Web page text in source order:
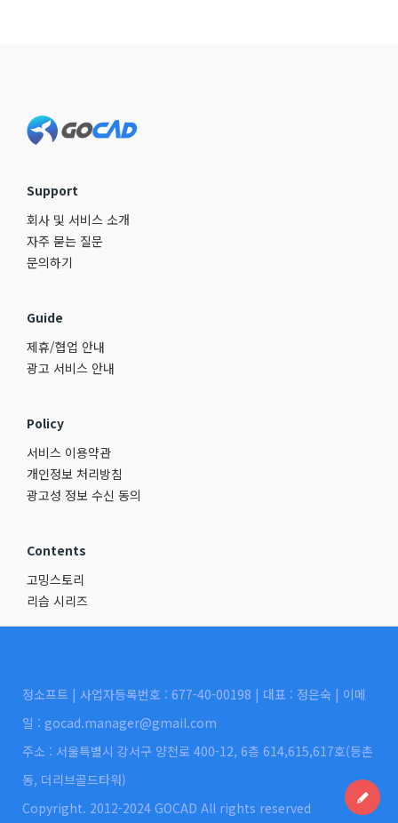
Support
회사 및 서비스 소개
자주 묻는 질문
문의하기
Guide
제휴/협업 안내
광고 서비스 안내
Policy
서비스 이용약관
개인정보 처리방침
광고성 정보 수신 동의
Contents
고밍스토리
리습 시리즈
정소프트 | 사업자등록번호 : 677-40-00198 | 대표 : 정은숙 | 이메
일 : gocad.manager@gmail.com
주소 : 서울특별시 강서구 양천로 400-12, 6층 614,615,617호(등촌
동, 더리브골드타워)
Copyright. 2012-2024 GOCAD All rights reserved